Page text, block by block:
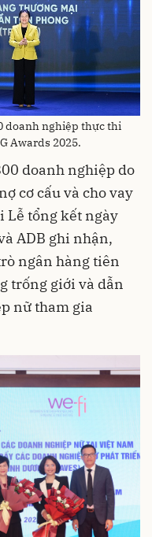
doanh nghiệp thực thi
Awards 2025.
doanh nghiệp do
cơ cấu và cho vay
Lễ tổng kết ngày
ADB ghi nhận,
ngân hàng tiên
trống giới và dẫn
nữ tham gia